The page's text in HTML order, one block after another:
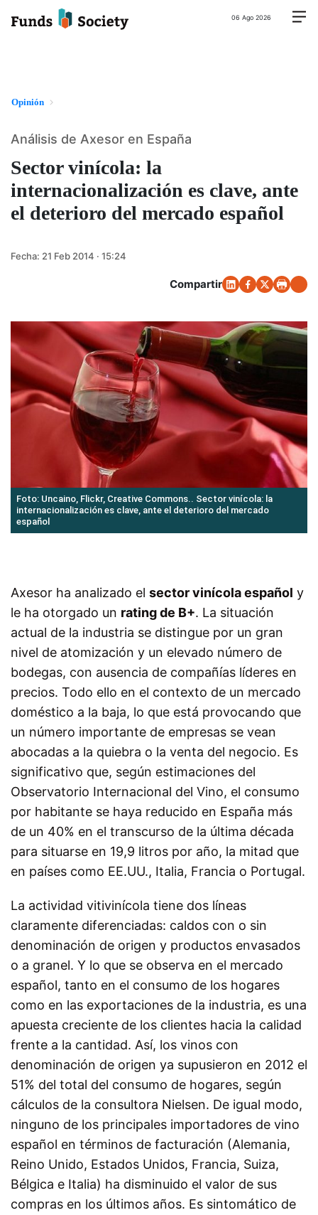
06 Ago 2026
Opinión
Sector vinícola: la
internacionalización es clave, ante
el deterioro del mercado español
Análisis de Axesor en España
Fecha: 21 Feb 2014 · 15:24
Compartir
Foto: Uncaino, Flickr, Creative Commons.. Sector vinícola: la
internacionalización es clave, ante el deterioro del mercado
español
Axesor ha analizado el sector vinícola español y
le ha otorgado un rating de B+. La situación
actual de la industria se distingue por un gran
nivel de atomización y un elevado número de
bodegas, con ausencia de compañías líderes en
precios. Todo ello en el contexto de un mercado
doméstico a la baja, lo que está provocando que
un número importante de empresas se vean
abocadas a la quiebra o la venta del negocio. Es
significativo que, según estimaciones del
Observatorio Internacional del Vino, el consumo
por habitante se haya reducido en España más
de un 40% en el transcurso de la última década
para situarse en 19,9 litros por año, la mitad que
en países como EE.UU., Italia, Francia o Portugal.
La actividad vitivinícola tiene dos líneas
claramente diferenciadas: caldos con o sin
denominación de origen y productos envasados
o a granel. Y lo que se observa en el mercado
español, tanto en el consumo de los hogares
como en las exportaciones de la industria, es una
apuesta creciente de los clientes hacia la calidad
frente a la cantidad. Así, los vinos con
denominación de origen ya supusieron en 2012 el
51% del total del consumo de hogares, según
cálculos de la consultora Nielsen. De igual modo,
ninguno de los principales importadores de vino
español en términos de facturación (Alemania,
Reino Unido, Estados Unidos, Francia, Suiza,
Bélgica e Italia) ha disminuido el valor de sus
compras en los últimos años. Es sintomático de